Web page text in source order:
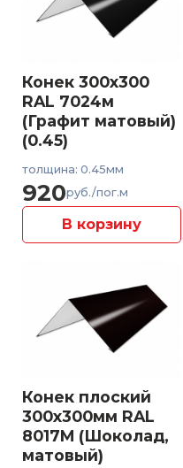
Конек 300x300
RAL 7024м
(Графит матовый)
(0.45)
толщина: 0.45мм
920руб./пог.м
В корзину
Конек плоский
300x300мм RAL
8017M (Шоколад,
матовый)